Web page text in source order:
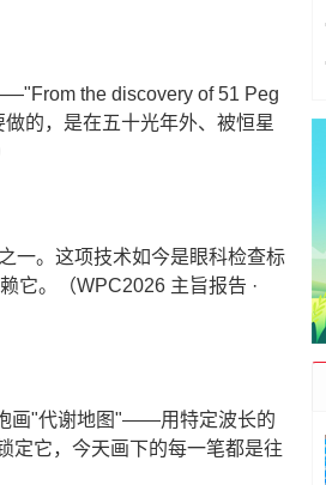
the discovery of 51 Peg
的，是在五十光年外、被恒星
一。这项技术如今是眼科检查标
它。（WPC2026 主旨报告 ·
画"代谢地图"——用特定波长的
定它，今天画下的每一笔都是往